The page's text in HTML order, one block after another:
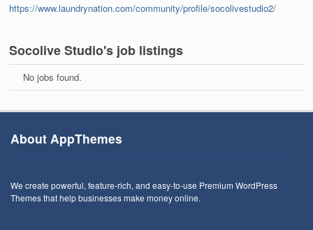
https://www.laundrynation.com/community/profile/socolivestudio2/
Socolive Studio's job listings
No jobs found.
About AppThemes
We create powerful, feature-rich, and easy-to-use Premium WordPress
Themes that help businesses make money online.